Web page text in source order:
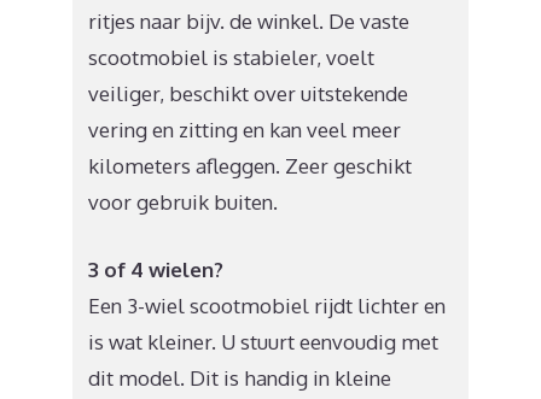
ritjes naar bijv. de winkel. De vaste
scootmobiel is stabieler, voelt
veiliger, beschikt over uitstekende
vering en zitting en kan veel meer
kilometers afleggen. Zeer geschikt
voor gebruik buiten.
3 of 4 wielen?
Een 3-wiel scootmobiel rijdt lichter en
is wat kleiner. U stuurt eenvoudig met
dit model. Dit is handig in kleine